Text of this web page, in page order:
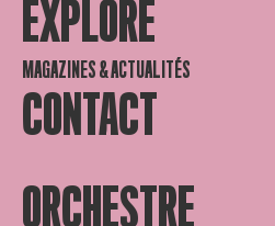
EXPLORE
MAGAZINES & ACTUALITÉS
CONTACT
ORCHESTRE